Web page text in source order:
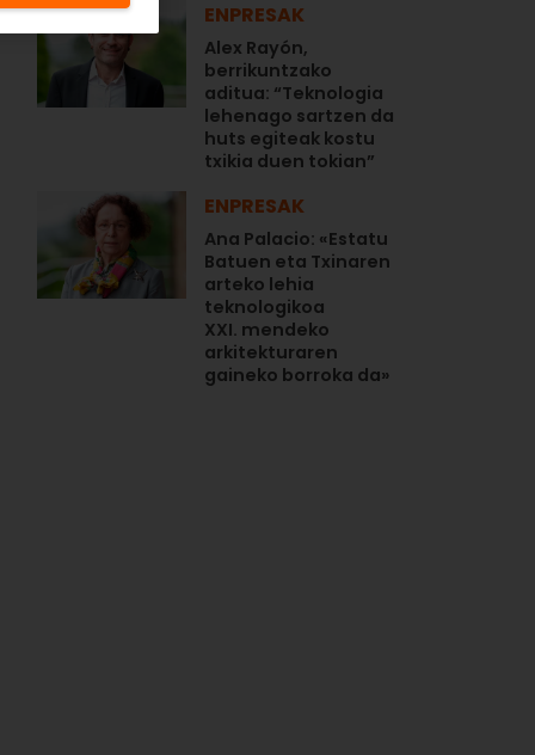
ENPRESAK
Alex Rayón,
berrikuntzako
aditua: “Teknologia
lehenago sartzen da
huts egiteak kostu
txikia duen tokian”
ENPRESAK
Ana Palacio: «Estatu
Batuen eta Txinaren
arteko lehia
teknologikoa
XXI. mendeko
arkitekturaren
gaineko borroka da»